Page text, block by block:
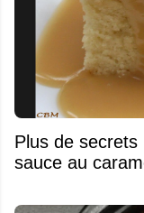
Plus de
sauce au